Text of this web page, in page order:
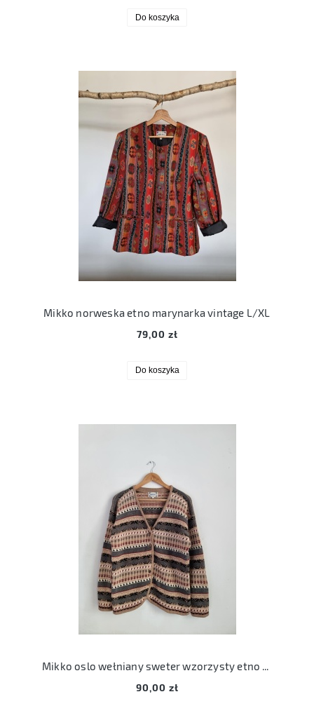
Do koszyka
Mikko norweska etno marynarka vintage L/XL
79,00 zł
Do koszyka
Mikko oslo wełniany sweter wzorzysty etno M 38
90,00 zł